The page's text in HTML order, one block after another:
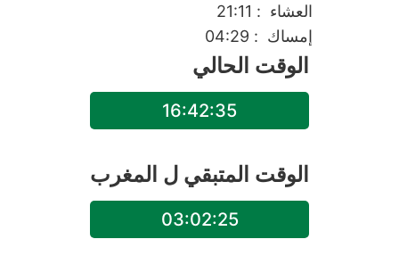
العشاء : 21:11
إمساك : 04:29
الوقت الحالي
16:42:35
الوقت المتبقي ل المغرب
03:02:25